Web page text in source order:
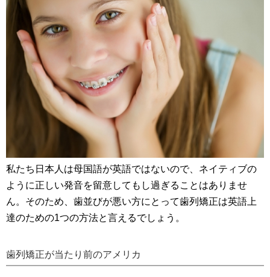
私たち日本人は母国語が英語ではないので、ネイティブの
ように正しい発音を留意してもし過ぎることはありませ
ん。そのため、歯並びが悪い方にとって歯列矯正は英語上
達のための1つの方法と言えるでしょう。
歯列矯正が当たり前のアメリカ